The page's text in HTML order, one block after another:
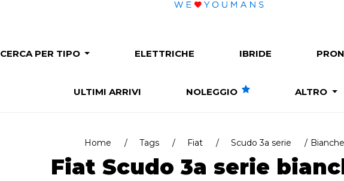
CERCA PER TIPO ELETTRICHE IBRIDE
ULTIMI ARRIVI NOLEGGIO ALTRO
Home Tags Fiat Scudo 3a serie Bianche
Fiat Scudo 3a serie